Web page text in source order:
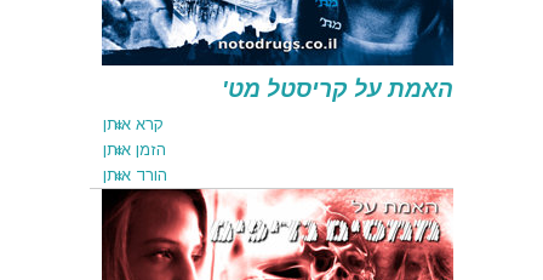
האמת על קריסטל מט'
קרא אותן
הזמן אותן
קרא אותן
הזמן אותן
הורד אותן